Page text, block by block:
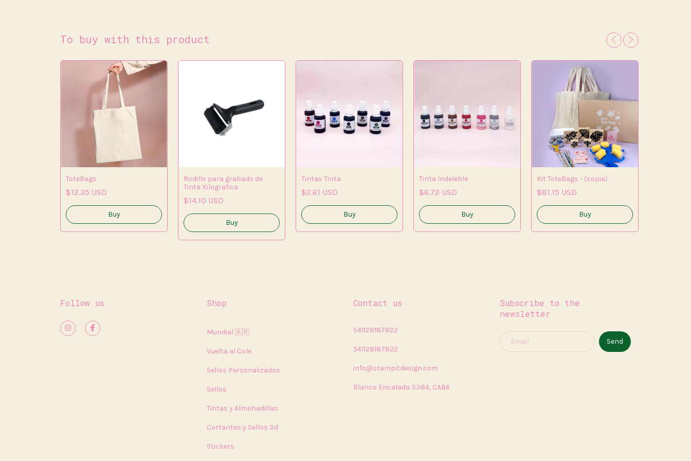
To buy with this product
ToteBags
$12.35 USD
Buy
Rodillo para grabado de
Tinta Xilografica
$14.10 USD
Buy
Tintas Tinta
$2.61 USD
Buy
Tinta Indeleble
$6.72 USD
Buy
Kit ToteBags - (copia)
$81.15 USD
Follow us Shop
Mundial 🇦🇷
Vuelta al Cole
Sellos Personalizados
Sellos
Tintas y Almohadillas
Cortantes y Sellos 3d
Stickers
Contact us
541128187822
541128187822
info@stampitdesign.com
Blanco Encalada 3384, CABA
Subscribe to the
newsletter